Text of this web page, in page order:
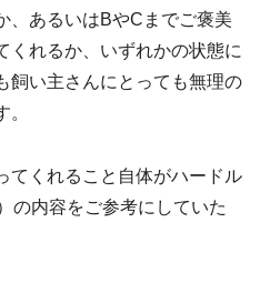
、あるいはBやCまでご褒美
くれるか、いずれかの状態に
飼い主さんにとっても無理の
てくれること自体がハードル
の内容をご参考にしていた